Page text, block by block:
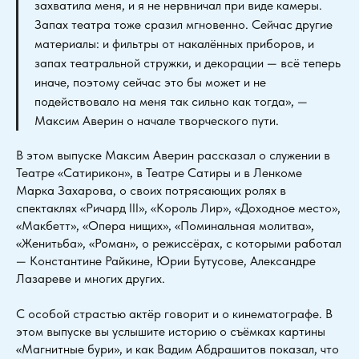
захватила меня, и я не нервничал при виде камеры.
Запах театра тоже сразил мгновенно. Сейчас другие
материалы: и фильтры от накалённых приборов, и
запах театральной стружки, и декорации — всё теперь
иначе, поэтому сейчас это бы может и не
подействовало на меня так сильно как тогда», —
Максим Аверин о начале творческого пути.
В этом выпуске Максим Аверин рассказал о служении в
Театре «Сатирикон», в Театре Сатиры и в Ленкоме
Марка Захарова, о своих потрясающих ролях в
спектаклях «Ричард III», «Король Лир», «Доходное место»,
«Макбетт», «Опера нищих», «Поминальная молитва»,
«Женитьба», «Роман», о режиссёрах, с которыми работал
— Константине Райкине, Юрии Бутусове, Александре
Лазареве и многих других.
С особой страстью актёр говорит и о кинематографе. В
этом выпуске вы услышите историю о съёмках картины
«Магнитные бури», и как Вадим Абдрашитов показал, что